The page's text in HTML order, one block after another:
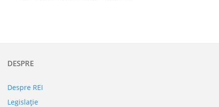
DESPRE
Despre REI
Legislaţie